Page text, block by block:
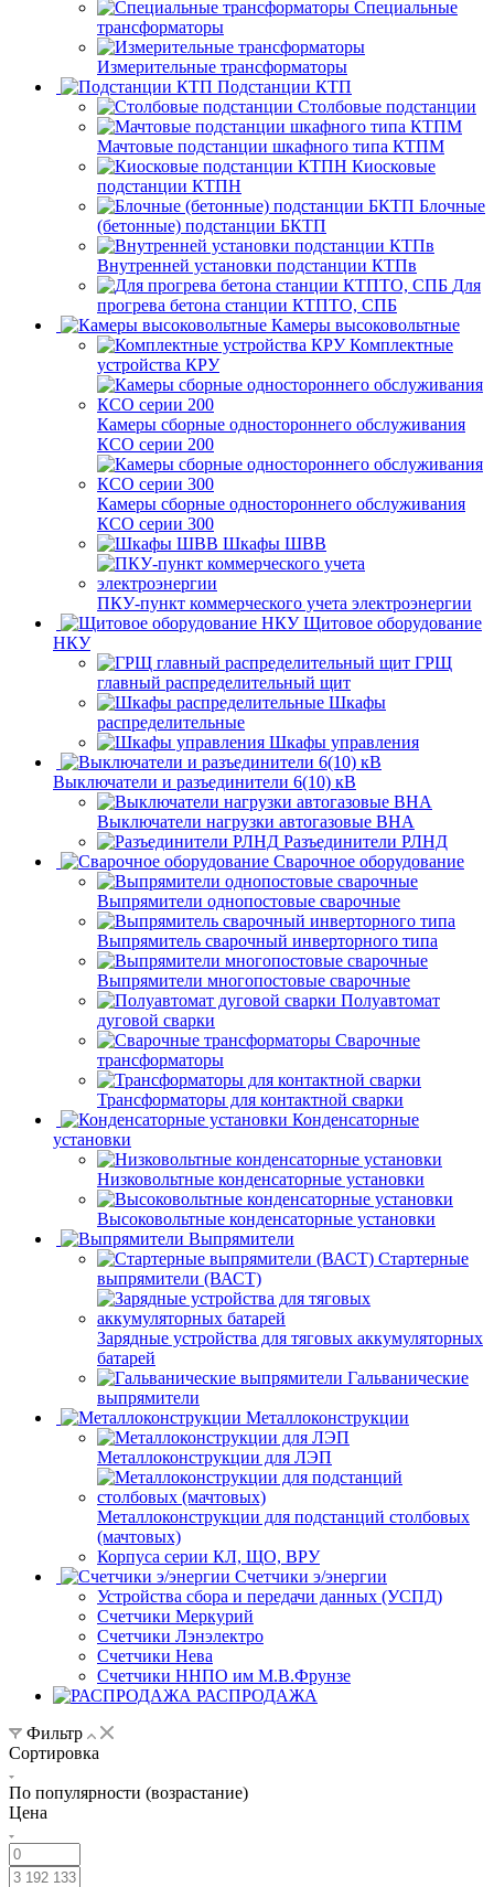
Специальные
трансформаторы
Измерительные трансформаторы
Подстанции КТП
Столбовые подстанции
Мачтовые подстанции шкафного типа КТПМ
Киосковые
подстанции КТПН
Блочные
(бетонные) подстанции БКТП
Внутренней установки подстанции КТПв
Для
прогрева бетона станции КТПТО, СПБ
Камеры высоковольтные
Комплектные
устройства КРУ
Камеры сборные одностороннего обслуживания
КСО серии 200
Камеры сборные одностороннего обслуживания
КСО серии 300
Шкафы ШВВ
ПКУ-пункт коммерческого учета электроэнергии
Щитовое оборудование
НКУ
ГРЩ
главный распределительный щит
Шкафы
распределительные
Шкафы управления
Выключатели и разъединители 6(10) кВ
Выключатели нагрузки автогазовые ВНА
Разъединители РЛНД
Сварочное оборудование
Выпрямители однопостовые сварочные
Выпрямитель сварочный инверторного типа
Выпрямители многопостовые сварочные
Полуавтомат
дуговой сварки
Сварочные
трансформаторы
Трансформаторы для контактной сварки
Конденсаторные
установки
Низковольтные конденсаторные установки
Высоковольтные конденсаторные установки
Выпрямители
Стартерные
выпрямители (ВАСТ)
Зарядные устройства для тяговых аккумуляторных
батарей
Гальванические
выпрямители
Металлоконструкции
Металлоконструкции для ЛЭП
Металлоконструкции для подстанций столбовых
(мачтовых)
Корпуса серии КЛ, ЩО, ВРУ
Счетчики э/энергии
Устройства сбора и передачи данных (УСПД)
Счетчики Меркурий
Счетчики Лэнэлектро
Счетчики Нева
Счетчики ННПО им М.В.Фрунзе
РАСПРОДАЖА
Фильтр
Сортировка
По популярности (возрастание)
Цена